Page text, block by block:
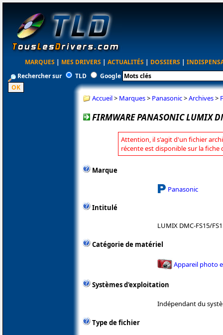
MARQUES | MES DRIVERS | ACTUALITÉS | DOSSIERS |
Rechercher sur
TLD Google
Accueil> Marques> Panasonic>Archives>
FIRMWARE PANASONIC LUMIX
Attention, il s'agit d'un fichier
récente est disponible sur la fiche
Marque
Panasonic
Intitulé
LUMIX DMC-FS15/
Catégorie de matériel
Appareil photo
Systèmes d'exploitation
Indépendant du
Type de fichier